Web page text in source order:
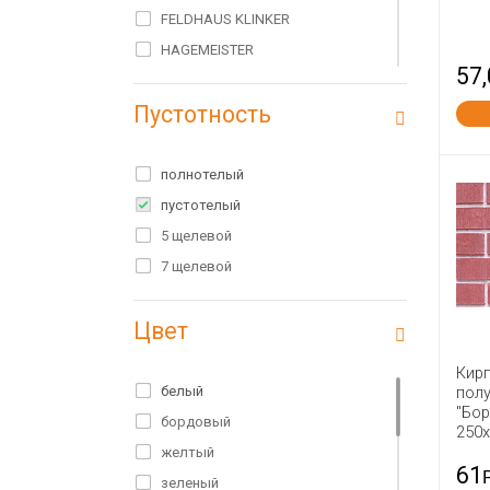
FELDHAUS KLINKER
HAGEMEISTER
HEYLEN BRICKS
IBSTOCK
RAUF
Rauf Fassade
Terex
WIENERBERGER TERCA
Азарово
Алексин ТСМ
Белые столбы
Богородск
Болохово
Пустотность
полнотелый
пустотелый
5 щелевой
7 щелевой
Цвет
белый
бордовый
желтый
зеленый
61